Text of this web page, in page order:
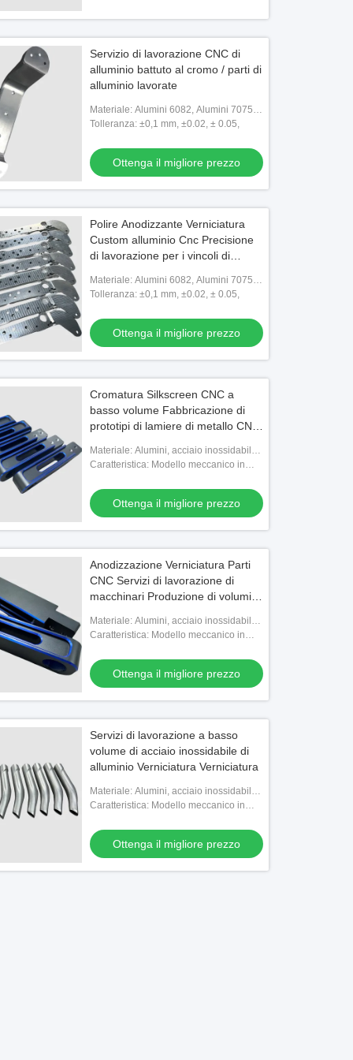
Servizio di lavorazione CNC di
alluminio battuto al cromo / parti di
alluminio lavorate
Materiale: Alumini 6082, Alumini 7075,
Alumini 6063, Alumini 6061, rame,
Tolleranza: ±0,1 mm, ±0.02, ± 0.05,
Ottenga il migliore prezzo
Polire Anodizzante Verniciatura
Custom alluminio Cnc Precisione
di lavorazione per i vincoli di
Materiale: Alumini 6082, Alumini 7075,
Alumini 6063, Alumini 6061, rame,
Tolleranza: ±0,1 mm, ±0.02, ± 0.05,
Ottenga il migliore prezzo
Cromatura Silkscreen CNC a
basso volume Fabbricazione di
prototipi di lamiere di metallo CNC
Materiale: Alumini, acciaio inossidabile,
ottone, titanio, plastica
Caratteristica: Modello meccanico in
Ottenga il migliore prezzo
Anodizzazione Verniciatura Parti
CNC Servizi di lavorazione di
macchinari Produzione di volumi
Materiale: Alumini, acciaio inossidabile,
ottone, titanio, plastica
Caratteristica: Modello meccanico in
Ottenga il migliore prezzo
Servizi di lavorazione a basso
volume di acciaio inossidabile di
alluminio Verniciatura Verniciatura
Materiale: Alumini, acciaio inossidabile,
ottone, titanio, plastica
Caratteristica: Modello meccanico in
Ottenga il migliore prezzo